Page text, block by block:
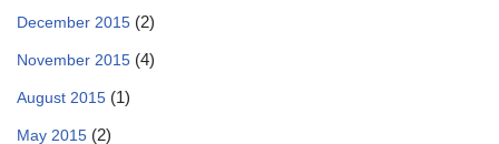
December 2015 (2)
November 2015 (4)
August 2015 (1)
May 2015 (2)